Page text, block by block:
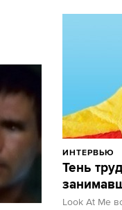
ИНТЕРВЬЮ
Тень
Look At Me